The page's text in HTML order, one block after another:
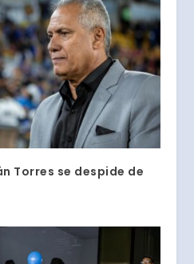
Torres se despide de